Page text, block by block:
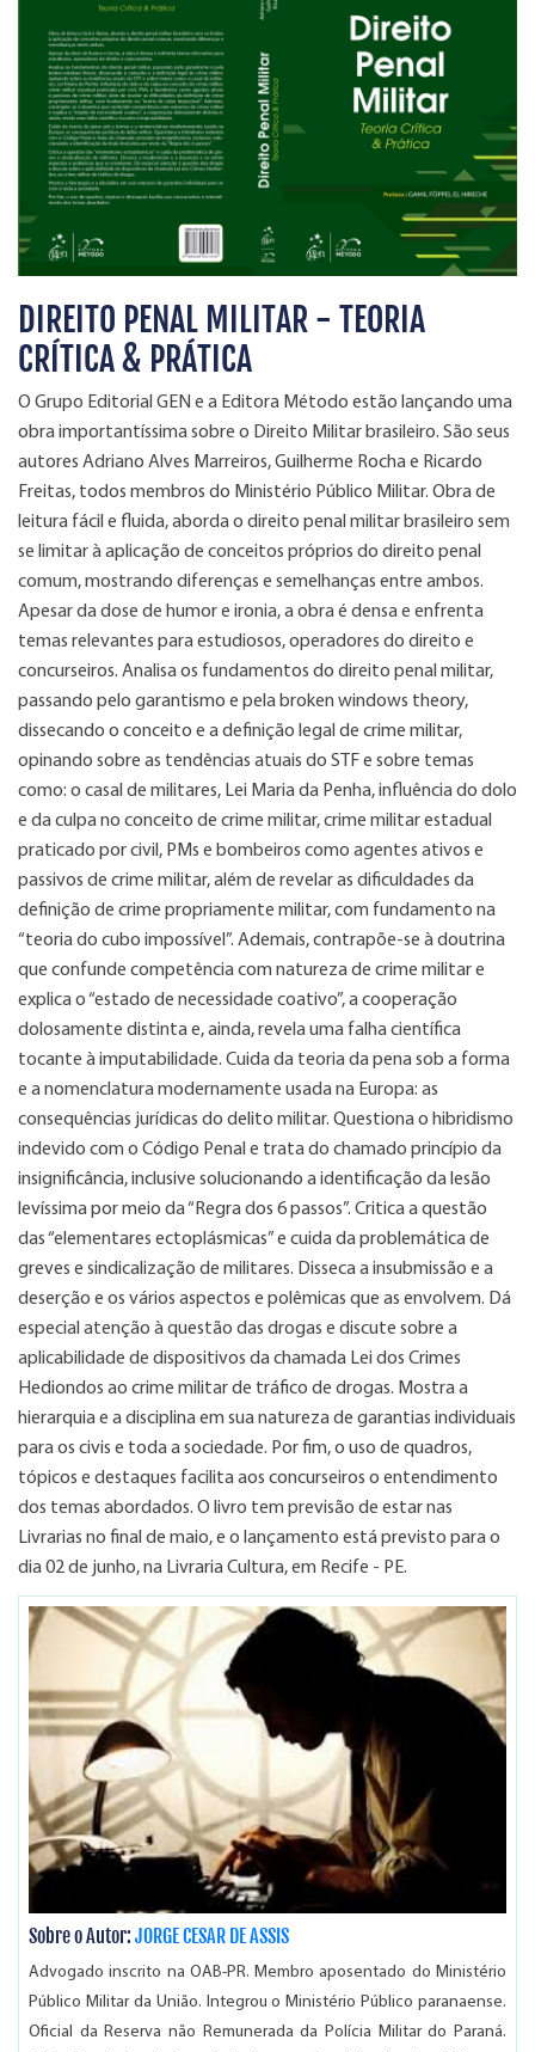
DIREITO PENAL MILITAR - TEORIA
CRÍTICA & PRÁTICA
O Grupo Editorial GEN e a Editora Método estão lançando uma
obra importantíssima sobre o Direito Militar brasileiro. São seus
autores Adriano Alves Marreiros, Guilherme Rocha e Ricardo
Freitas, todos membros do Ministério Público Militar. Obra de
leitura fácil e fluida, aborda o direito penal militar brasileiro sem
se limitar à aplicação de conceitos próprios do direito penal
comum, mostrando diferenças e semelhanças entre ambos.
Apesar da dose de humor e ironia, a obra é densa e enfrenta
temas relevantes para estudiosos, operadores do direito e
concurseiros. Analisa os fundamentos do direito penal militar,
passando pelo garantismo e pela broken windows theory,
dissecando o conceito e a definição legal de crime militar,
opinando sobre as tendências atuais do STF e sobre temas
como: o casal de militares, Lei Maria da Penha, influência do dolo
e da culpa no conceito de crime militar, crime militar estadual
praticado por civil, PMs e bombeiros como agentes ativos e
passivos de crime militar, além de revelar as dificuldades da
definição de crime propriamente militar, com fundamento na
“teoria do cubo impossível”. Ademais, contrapõe-se à doutrina
que confunde competência com natureza de crime militar e
explica o “estado de necessidade coativo”, a cooperação
dolosamente distinta e, ainda, revela uma falha científica
tocante à imputabilidade. Cuida da teoria da pena sob a forma
e a nomenclatura modernamente usada na Europa: as
consequências jurídicas do delito militar. Questiona o hibridismo
indevido com o Código Penal e trata do chamado princípio da
insignificância, inclusive solucionando a identificação da lesão
levíssima por meio da “Regra dos 6 passos”. Critica a questão
das “elementares ectoplásmicas” e cuida da problemática de
greves e sindicalização de militares. Disseca a insubmissão e a
deserção e os vários aspectos e polêmicas que as envolvem. Dá
especial atenção à questão das drogas e discute sobre a
aplicabilidade de dispositivos da chamada Lei dos Crimes
Hediondos ao crime militar de tráfico de drogas. Mostra a
hierarquia e a disciplina em sua natureza de garantias individuais
para os civis e toda a sociedade. Por fim, o uso de quadros,
tópicos e destaques facilita aos concurseiros o entendimento
dos temas abordados. O livro tem previsão de estar nas
Livrarias no final de maio, e o lançamento está previsto para o
dia 02 de junho, na Livraria Cultura, em Recife - PE.
Sobre o Autor:JORGE CESAR DE ASSIS
Advogado inscrito na OAB-PR. Membro aposentado do Ministério
Público Militar da União. Integrou o Ministério Público paranaense.
Oficial da Reserva não Remunerada da Polícia Militar do Paraná.